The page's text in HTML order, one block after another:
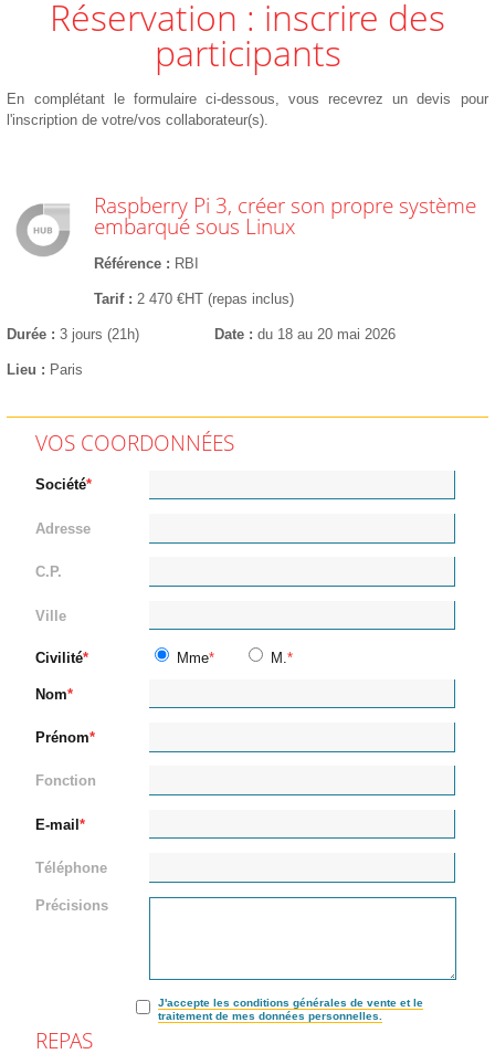
Réservation : inscrire des
participants
En complétant le formulaire ci-dessous, vous recevrez un devis pour
l'inscription de votre/vos collaborateur(s).
Raspberry Pi 3, créer son propre système
embarqué sous Linux
Référence RBI
Tarif 2 470 €HT (repas inclus)
Durée 3 jours (21h) Date du 18 au 20 mai 2026
Lieu Paris
VOS COORDONNÉES
Société
Adresse
C.P.
Ville
Civilité Mme M.
Nom
Prénom
Fonction
E-mail
Téléphone
Précisions
J'accepte les conditions générales de vente et le
traitement de mes données personnelles.
REPAS